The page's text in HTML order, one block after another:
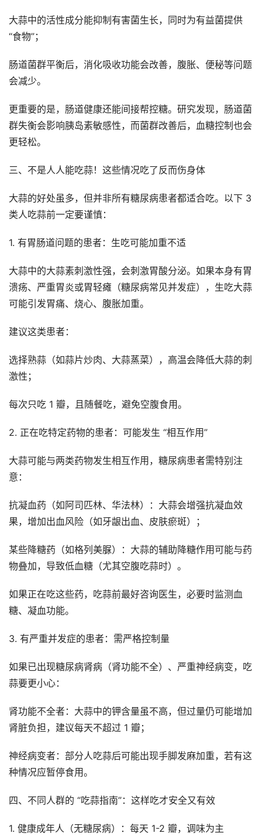
大蒜中的活性成分能抑制有害菌生长，同时为有益菌提供
“食物”；
肠道菌群平衡后，消化吸收功能会改善，腹胀、便秘等问题
会减少。
更重要的是，肠道健康还能间接帮控糖。研究发现，肠道菌
群失衡会影响胰岛素敏感性，而菌群改善后，血糖控制也会
更轻松。
三、不是人人能吃蒜！这些情况吃了反而伤身体
大蒜的好处虽多，但并非所有糖尿病患者都适合吃。以下 3
类人吃蒜前一定要谨慎：
1. 有胃肠道问题的患者：生吃可能加重不适
大蒜中的大蒜素刺激性强，会刺激胃酸分泌。如果本身有胃
溃疡、严重胃炎或胃轻瘫（糖尿病常见并发症），生吃大蒜
可能引发胃痛、烧心、腹胀加重。
建议这类患者：
选择熟蒜（如蒜片炒肉、大蒜蒸菜），高温会降低大蒜的刺
激性；
每次只吃 1 瓣，且随餐吃，避免空腹食用。
2. 正在吃特定药物的患者：可能发生 “相互作用”
大蒜可能与两类药物发生相互作用，糖尿病患者需特别注
意：
抗凝血药（如阿司匹林、华法林）：大蒜会增强抗凝血效
果，增加出血风险（如牙龈出血、皮肤瘀斑）；
某些降糖药（如格列美脲）：大蒜的辅助降糖作用可能与药
物叠加，导致低血糖（尤其空腹吃蒜时）。
如果正在吃这些药，吃蒜前最好咨询医生，必要时监测血
糖、凝血功能。
3. 有严重并发症的患者：需严格控制量
如果已出现糖尿病肾病（肾功能不全）、严重神经病变，吃
蒜要更小心：
肾功能不全者：大蒜中的钾含量虽不高，但过量仍可能增加
肾脏负担，建议每天不超过 1 瓣；
神经病变者：部分人吃蒜后可能出现手脚发麻加重，若有这
种情况应暂停食用。
四、不同人群的 “吃蒜指南”：这样吃才安全又有效
1. 健康成年人（无糖尿病）：每天 1-2 瓣，调味为主